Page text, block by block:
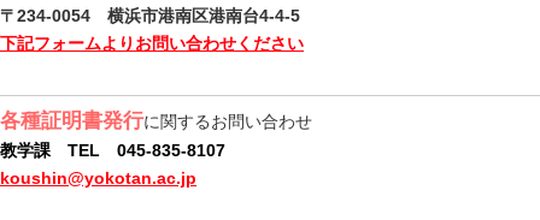
〒234-0054 横浜市港南区港南台4-4-5
下記フォームよりお問い合わせください
各種証明書発行に関するお問い合わせ
教学課 TEL 045-835-8107
koushin@yokotan.ac.jp